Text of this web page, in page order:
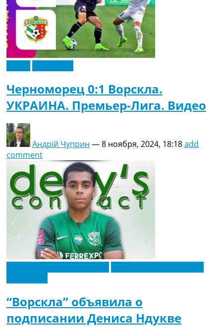
Черноморец 0:1 Ворскла.
УКРАИНА. Премьер-Лига. Видео
Андрій Чуприн —8 ноября, 2024, 18:18add
comment
“Ворскла” объявила о
подписании Дениса Ндукве